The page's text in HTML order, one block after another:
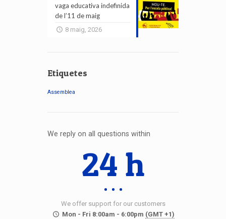
vaga educativa indefinida
de l’11 de maig
8 maig, 2026
Etiquetes
Assemblea
We reply on all questions within
24 h
We offer support for our customers
Mon - Fri 8:00am - 6:00pm (GMT +1)